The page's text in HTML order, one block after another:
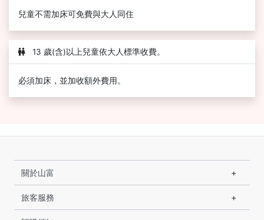
兒童不需加床可免費與大人同住
13 歲(含)以上兒童依大人標準收費。
必須加床，並加收額外費用。
關於山富
旅客服務